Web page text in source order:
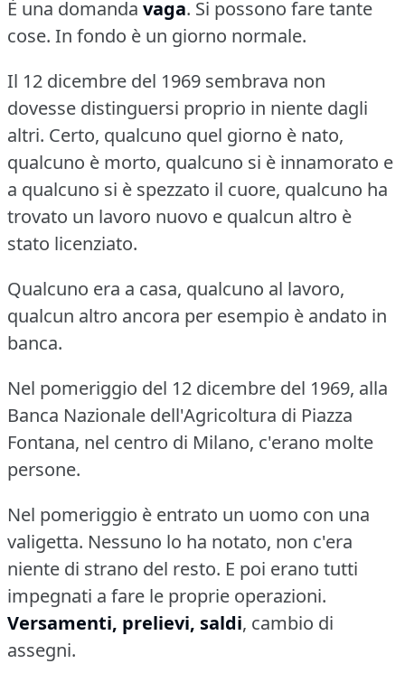
È una domanda vaga. Si possono fare tante
cose. In fondo è un giorno normale.
Il 12 dicembre del 1969 sembrava non
dovesse distinguersi proprio in niente dagli
altri. Certo, qualcuno quel giorno è nato,
qualcuno è morto, qualcuno si è innamorato e
a qualcuno si è spezzato il cuore, qualcuno ha
trovato un lavoro nuovo e qualcun altro è
stato licenziato.
Qualcuno era a casa, qualcuno al lavoro,
qualcun altro ancora per esempio è andato in
banca.
Nel pomeriggio del 12 dicembre del 1969, alla
Banca Nazionale dell'Agricoltura di Piazza
Fontana, nel centro di Milano, c'erano molte
persone.
Nel pomeriggio è entrato un uomo con una
valigetta. Nessuno lo ha notato, non c'era
niente di strano del resto. E poi erano tutti
impegnati a fare le proprie operazioni.
Versamenti, prelievi, saldi, cambio di
assegni.